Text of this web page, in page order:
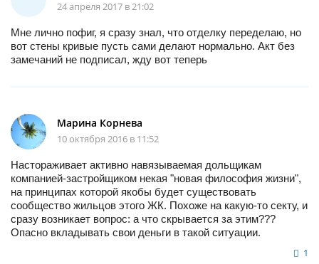
24 апреля 2017 в 21:02
Мне лично пофиг, я сразу знал, что отделку переделаю, но
вот стены кривые пусть сами делают нормально. Акт без
замечаний не подписал, жду вот теперь
Марина Корнева
10 октября 2016 в 11:52
Настораживает активно навязываемая дольщикам
компанией-застройщиком некая "новая философия жизни",
на принципах которой якобы будет существовать
сообщество жильцов этого ЖК. Похоже на какую-то секту, и
сразу возникает вопрос: а что скрывается за этим???
Опасно вкладывать свои деньги в такой ситуации.
1